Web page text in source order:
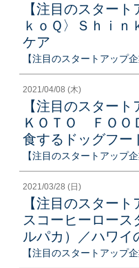
【注目のスター
ｋｏＱ〉Ｓｈｉｎ
ケア
【注目のスタートアップ企
2021/04/08 (木)
【注目のスター
ＫＯＴＯ ＦＯＯ
食するドッグフー
【注目のスタートアップ企
2021/03/28 (日)
【注目のスター
スコーヒーロース
ルパカ）／ハワイ
【注目のスタートアップ企